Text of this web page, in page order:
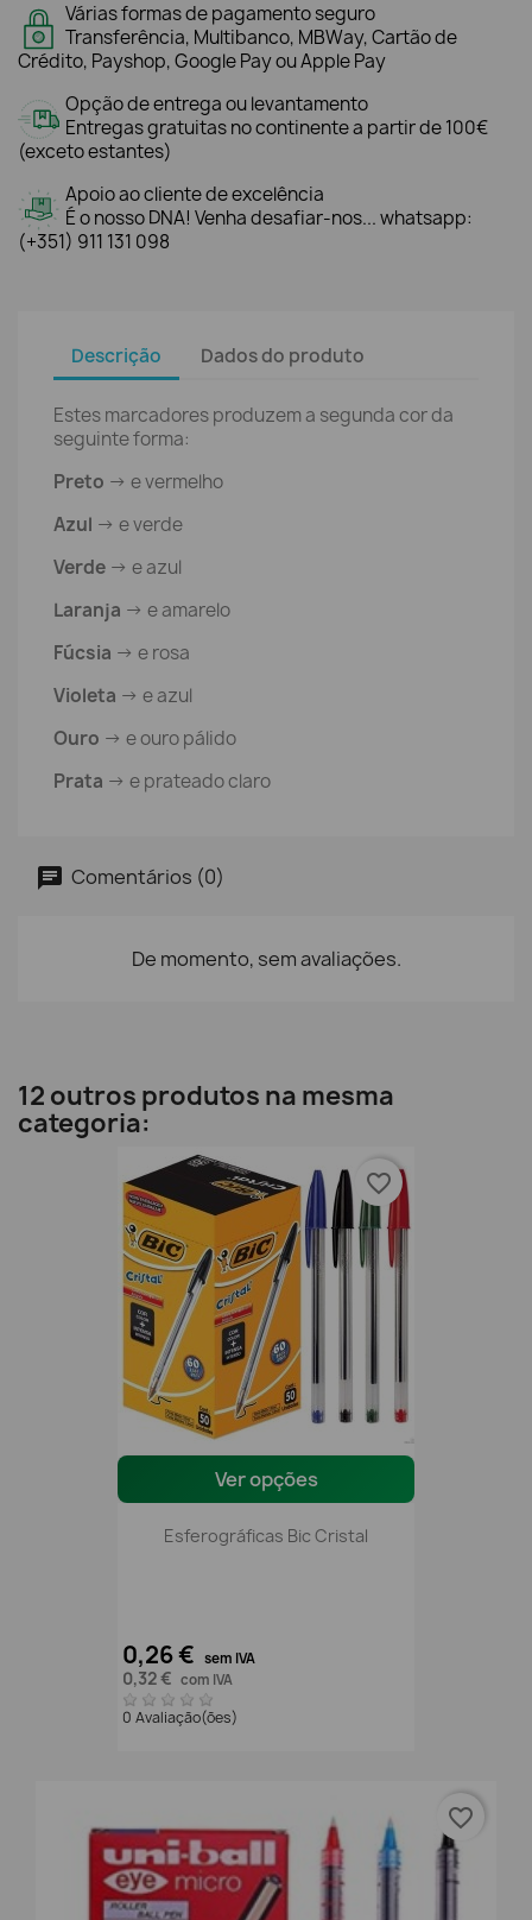
Várias formas de pagamento seguro
Transferência, Multibanco, MBWay, Cartão de
Crédito, Payshop, Google Pay ou Apple Pay
Opção de entrega ou levantamento
Entregas gratuitas no continente a partir de 100€
(exceto estantes)
Apoio ao cliente de excelência
É o nosso DNA! Venha desafiar-nos... whatsapp:
(+351) 911 131 098
Descrição Dados do produto
Estes marcadores produzem a segunda cor da
seguinte forma:
Preto -> e vermelho
Azul -> e verde
Verde -> e azul
Laranja -> e amarelo
Fúcsia -> e rosa
Violeta -> e azul
Ouro -> e ouro pálido
Prata -> e prateado claro
Comentários (0)
De momento, sem avaliações.
12 outros produtos na mesma
categoria:
Ver opções
Esferográficas Bic Cristal
0,26 € sem IVA
0,32 € com IVA
0 Avaliação(ões)
favorite_border
favorite_border